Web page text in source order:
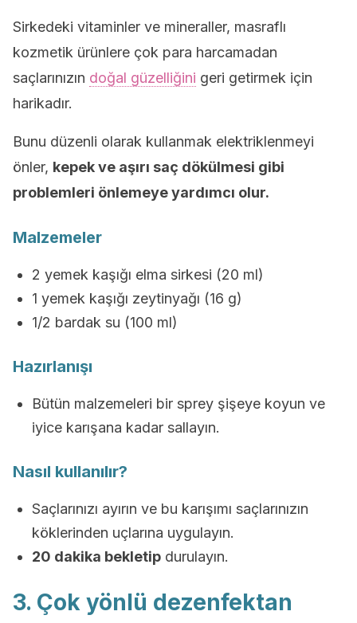
Sirkedeki vitaminler ve mineraller, masraflı
kozmetik ürünlere çok para harcamadan
saçlarınızın doğal güzelliğini geri getirmek için
harikadır.
Bunu düzenli olarak kullanmak elektriklenmeyi
önler, kepek ve aşırı saç dökülmesi gibi
problemleri önlemeye yardımcı olur.
Malzemeler
2 yemek kaşığı elma sirkesi (20 ml)
1 yemek kaşığı zeytinyağı (16 g)
1/2 bardak su (100 ml)
Hazırlanışı
Bütün malzemeleri bir sprey şişeye koyun ve
iyice karışana kadar sallayın.
Nasıl kullanılır?
Saçlarınızı ayırın ve bu karışımı saçlarınızın
köklerinden uçlarına uygulayın.
20 dakika bekletip durulayın.
3. Çok yönlü dezenfektan